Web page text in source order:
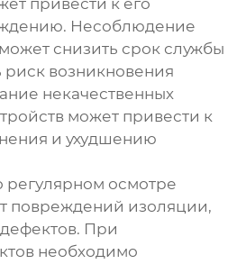
привести к его
Несоблюдение
снизить срок службы
риск возникновения
некачественных
может привести к
и ухудшению
регулярном осмотре
повреждений изоляции,
При
необходимо